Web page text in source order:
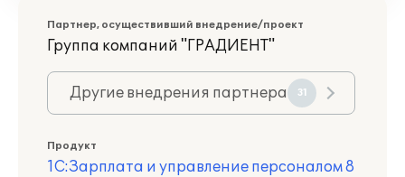
Партнер, осуществивший внедрение/проект
Группа компаний "ГРАДИЕНТ"
Другие внедрения партнера 31
Продукт
1С:Зарплата и управление персоналом 8